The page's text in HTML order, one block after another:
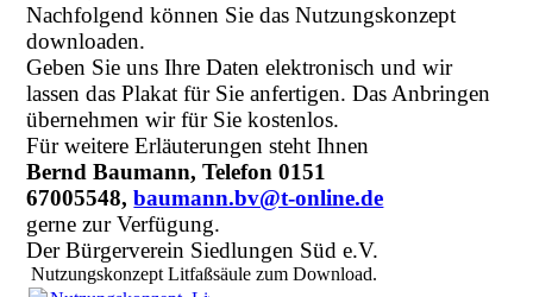
Nachfolgend können Sie das Nutzungskonzept
downloaden.
Geben Sie uns Ihre Daten elektronisch und wir
lassen das Plakat für Sie anfertigen. Das Anbringen
übernehmen wir für Sie kostenlos.
Für weitere Erläuterungen steht Ihnen
Bernd Baumann, Telefon 0151
67005548,baumann.bv@t-online.de
gerne zur Verfügung.
Der Bürgerverein Siedlungen Süd e.V.
Nutzungskonzept Litfaßsäule zum Download.